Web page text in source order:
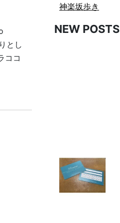
とし
ココ
神楽坂歩き
NEW POSTS